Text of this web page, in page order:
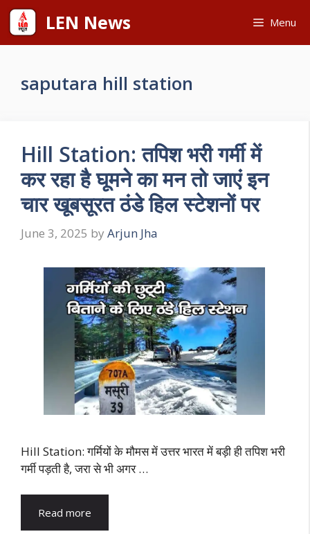
Skip
content
LEN News Menu
saputara hill station
Hill Station: तपिश भरी गर्मी में
कर रहा है घूमने का मन तो जाएं इन
चार खूबसूरत ठंडे हिल स्टेशनों पर
June 3, 2025 by Arjun Jha
Hill Station: गर्मियों के मौमस में उत्तर भारत में बड़ी ही तपिश भरी
गर्मी पड़ती है, जरा से भी अगर …
Read more